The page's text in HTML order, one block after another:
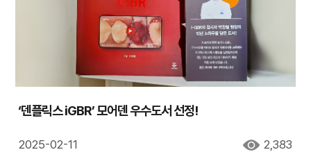
‘덴플릭스 iGBR’ 모어덴 우수도서 선정!
2025-02-11 2,383